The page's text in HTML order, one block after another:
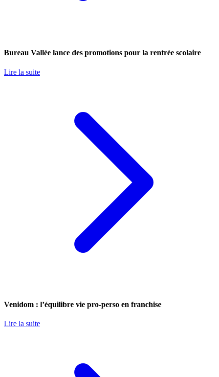
Bureau Vallée lance des promotions pour la rentrée scolaire
Lire la suite
Venidom : l’équilibre vie pro-perso en franchise
Lire la suite